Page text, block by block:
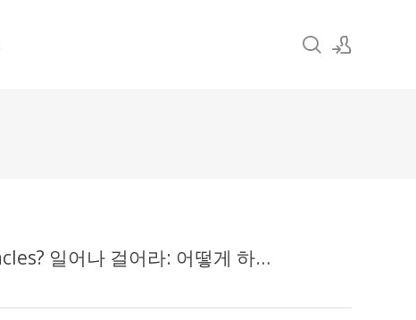
Get up and Walk: How can we experience such miracles? 일어나 걸어라: 어떻게 하면 이러한 기적을 체험할 수 있을까요?